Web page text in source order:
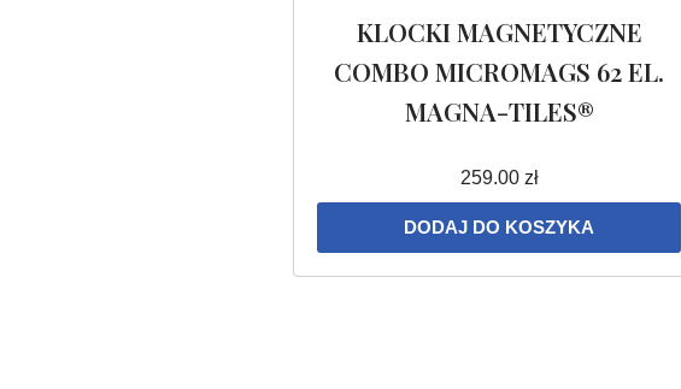
KLOCKI MAGNETYCZNE
COMBO MICROMAGS 62 EL.
MAGNA-TILES®
259.00 zł
DODAJ DO KOSZYKA